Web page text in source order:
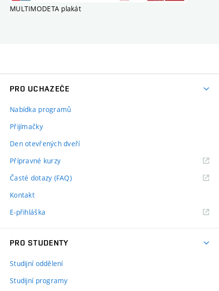
MULTIMODETA plakát
PRO UCHAZEČE
Nabídka programů
Přijímačky
Den otevřených dveří
Přípravné kurzy
Časté dotazy (FAQ)
Kontakt
E-přihláška
PRO STUDENTY
Studijní oddělení
Studijní programy